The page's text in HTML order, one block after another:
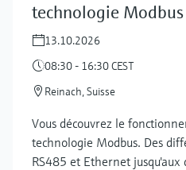
technologie Modbus
13.10.2026
08:30 - 16:30 CEST
Reinach, Suisse
Vous découvrez le
technologie Modbus. Des
RS485 et Ethernet jusqu'aux